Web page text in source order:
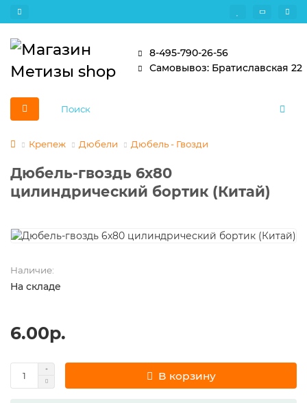
8-495-790-26-56
Самовывоз: Братиславская 22
Крепеж Дюбели Дюбель - Гвозди
Дюбель-гвоздь 6х80
цилиндрический бортик (Китай)
Наличие:
На складе
6.00р.
В корзину